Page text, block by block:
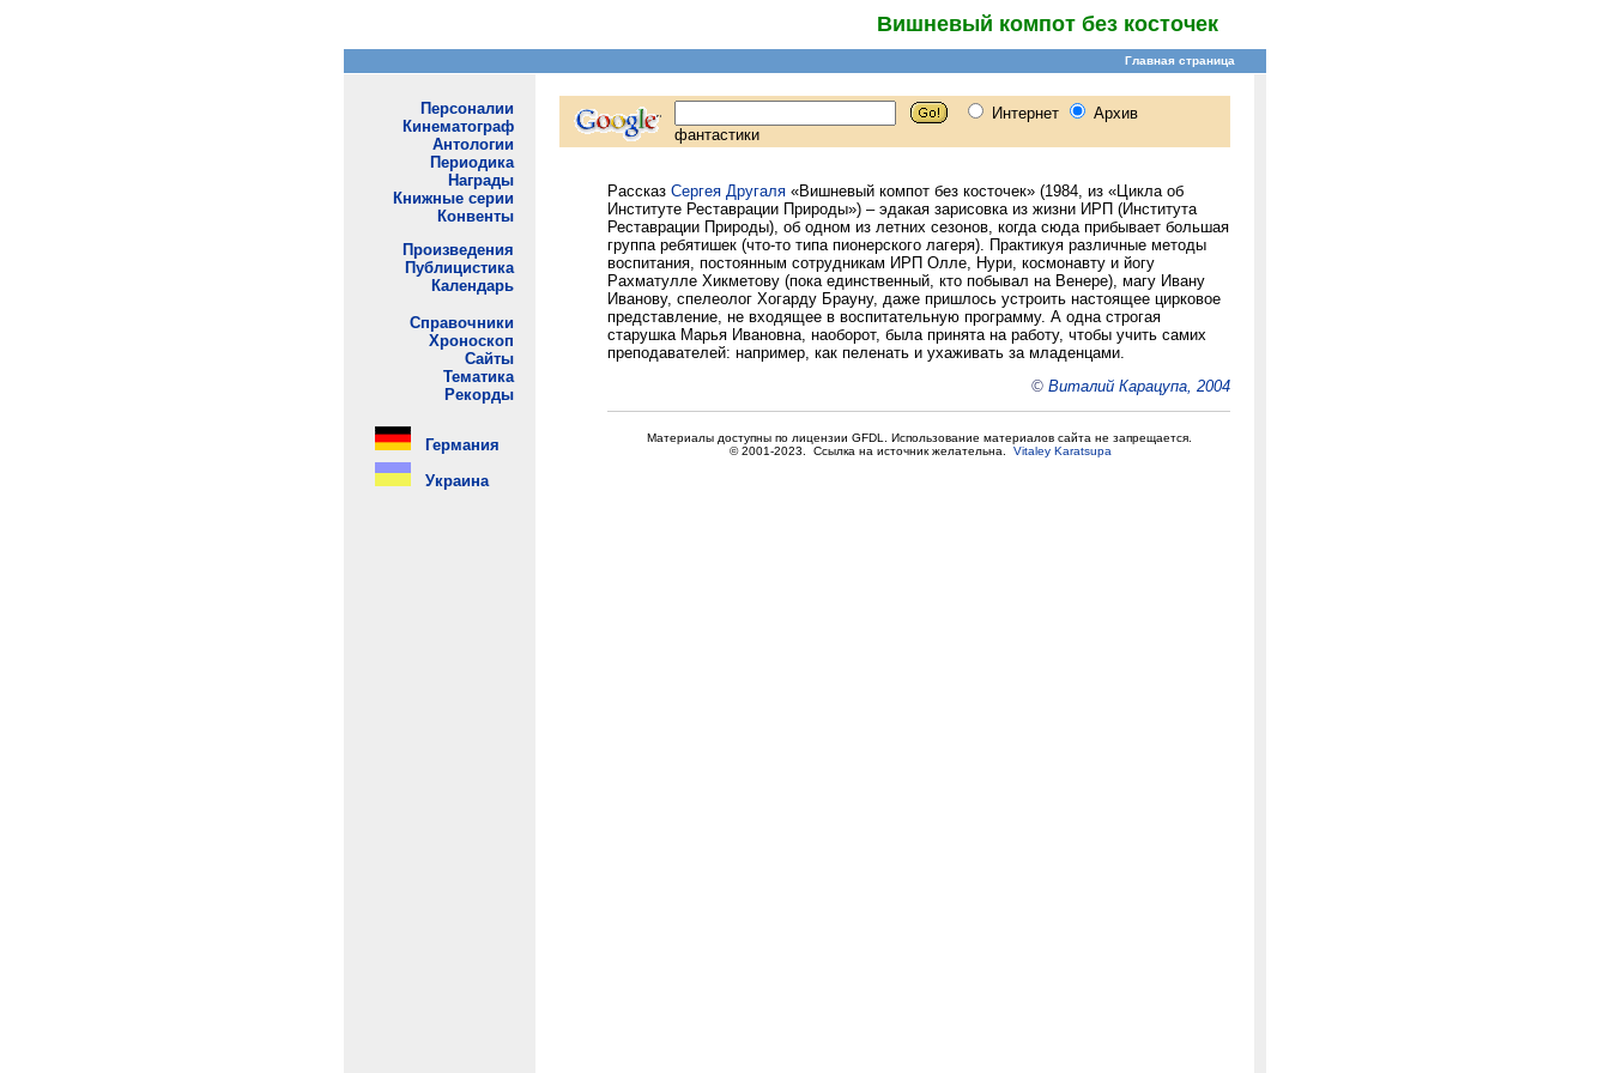
Вишневый компот без косточек
Рассказ Сергея Другаля «Вишневый компот без косточек» (1984, из «Цикла об
Институте Реставрации Природы») – эдакая зарисовка из жизни ИРП (Института
Реставрации Природы), об одном из летних сезонов, когда сюда прибывает большая
группа ребятишек (что-то типа пионерского лагеря). Практикуя различные методы
воспитания, постоянным сотрудникам ИРП Олле, Нури, космонавту и йогу
Рахматулле Хикметову (пока единственный, кто побывал на Венере), магу Ивану
Иванову, спелеолог Хогарду Брауну, даже пришлось устроить настоящее цирковое
представление, не входящее в воспитательную программу. А одна строгая
старушка Марья Ивановна, наоборот, была принята на работу, чтобы учить самих
преподавателей: например, как пеленать и ухаживать за младенцами.
© Виталий Карацупа, 2004